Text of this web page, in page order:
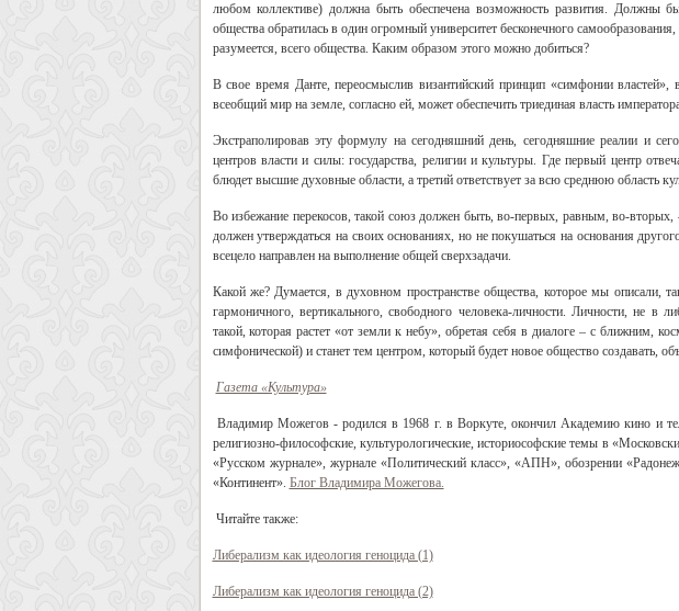
любом коллективе) должна быть обеспечена возможность развития. Должны
общества обратилась в один огромный университет бесконечного
разумеется, всего общества. Каким образом этого можно добиться?
В свое время Данте, переосмыслив византийский принцип «симфонии
всеобщий мир на земле, согласно ей, может обеспечить триединая власть
Экстраполировав эту формулу на сегодняшний день, сегодняшние реалии и
центров власти и силы: государства, религии и культуры. Где первый центр
блюдет высшие духовные области, а третий ответствует за всю среднюю область
Во избежание перекосов, такой союз должен быть, во-первых, равным, во-
должен утверждаться на своих основаниях, но не покушаться на основания
всецело направлен на выполнение общей сверхзадачи.
Какой же? Думается, в духовном пространстве общества, которое мы описали,
гармоничного, вертикального, свободного человека-личности. Личности, не в
такой, которая растет «от земли к небу», обретая себя в диалоге – с ближним,
симфонической) и станет тем центром, который будет новое общество создавать,
Газета «Культура»
Владимир Можегов - родился в 1968 г. в Воркуте, окончил Академию кино и
религиозно-философские, культурологические, историософские темы в
«Русском журнале», журнале «Политический класс», «АПН», обозрении
«Континент». Блог Владимира Можегова.
Читайте также:
Либерализм как идеология геноцида (1)
Либерализм как идеология геноцида (2)